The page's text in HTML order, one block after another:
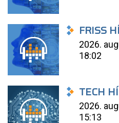
FRISS
2026.
18:02
TECH
2026.
15:13